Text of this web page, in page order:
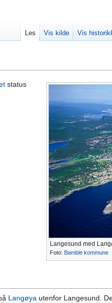
Langesund med
Foto: Bamble kommune
status
Langøya utenfor Langesund.
Les Vis kilde Vis